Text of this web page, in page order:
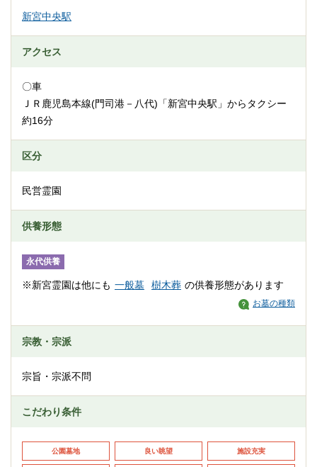
新宮中央駅
アクセス
〇車
ＪＲ鹿児島本線(門司港－八代)「新宮中央駅」からタクシー
約16分
区分
民営霊園
供養形態
永代供養
お墓の種類
※新宮霊園は他にも 一般墓 樹木葬 の供養形態があります
宗教・宗派
宗旨・宗派不問
こだわり条件
公園墓地 良い眺望 施設充実